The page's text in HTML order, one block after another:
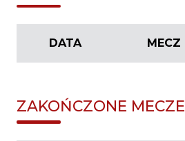
DATA MECZ
ZAKOŃCZONE MECZE